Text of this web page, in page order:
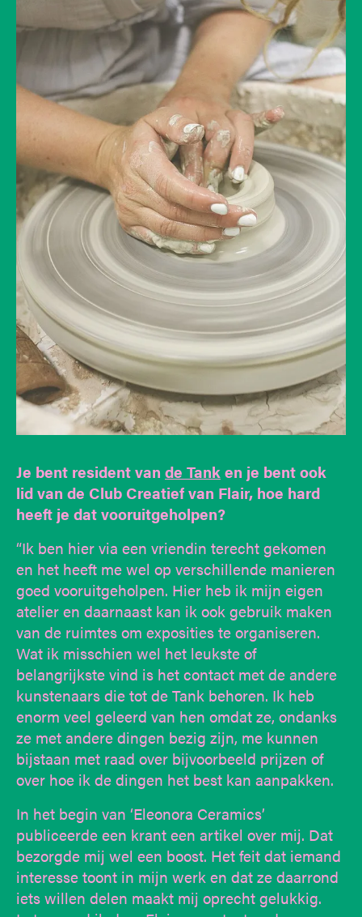
Je bent resident van de Tanken je bent ook
lid van de Club Creatief van Flair, hoe hard
heeft je dat vooruitgeholpen?
“Ik ben hier via een vriendin terecht gekomen
en het heeft me wel op verschillende manieren
goed vooruitgeholpen. Hier heb ik mijn eigen
atelier en daarnaast kan ik ook gebruik maken
van de ruimtes om exposities te organiseren.
Wat ik misschien wel het leukste of
belangrijkste vind is het contact met de andere
kunstenaars die tot de Tank behoren. Ik heb
enorm veel geleerd van hen omdat ze, ondanks
ze met andere dingen bezig zijn, me kunnen
bijstaan met raad over bijvoorbeeld prijzen of
over hoe ik de dingen het best kan aanpakken.
In het begin van ‘Eleonora Ceramics’
publiceerde een krant een artikel over mij. Dat
bezorgde mij wel een boost. Het feit dat iemand
interesse toont in mijn werk en dat ze daarrond
iets willen delen maakt mij oprecht gelukkig.